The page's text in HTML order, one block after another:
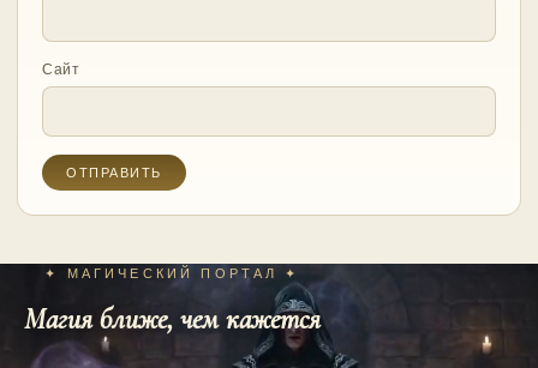
Сайт
✦ МАГИЧЕСКИЙ ПОРТАЛ ✦
Магия ближе, чем кажется